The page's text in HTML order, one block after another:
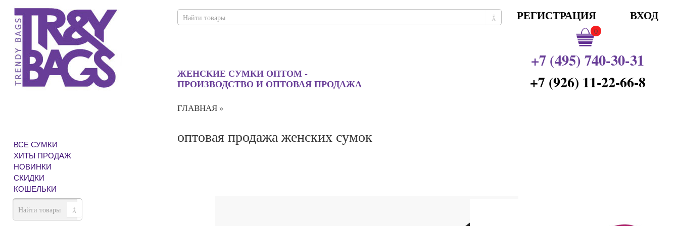
ЖЕНСКИЕ СУМКИ ОПТОМ -
ПРОИЗВОДСТВО И ОПТОВАЯ ПРОДАЖА
РЕГИСТРАЦИЯ ВХОД
0
+7 (495) 740-30-31
+7 (926) 11-22-66-8
ВСЕ СУМКИ
ХИТЫ ПРОДАЖ
НОВИНКИ
СКИДКИ
КОШЕЛЬКИ
ГЛАВНАЯ »
оптовая продажа женских сумок